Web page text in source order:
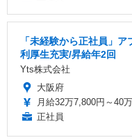
「未経験から正社員」
利厚生充実/昇給年2回
Yts株式会社
大阪府
月給32万7,800円～40
正社員